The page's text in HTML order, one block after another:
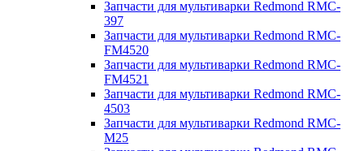
Запчасти для мультиварки Redmond RMC-
397
Запчасти для мультиварки Redmond RMC-
FM4520
Запчасти для мультиварки Redmond RMC-
FM4521
Запчасти для мультиварки Redmond RMC-
4503
Запчасти для мультиварки Redmond RMC-
M25